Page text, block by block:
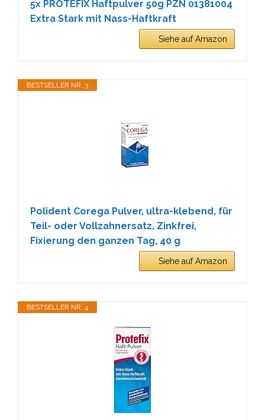
5x PROTEFIX Haftpulver 50g PZN 01381004
Extra Stark mit Nass-Haftkraft
Siehe auf Amazon
BESTSELLER NR. 3
Polident Corega Pulver, ultra-klebend, für
Teil- oder Vollzahnersatz, Zinkfrei,
Fixierung den ganzen Tag, 40 g
Siehe auf Amazon
BESTSELLER NR. 4